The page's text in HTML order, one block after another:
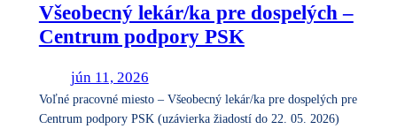
Všeobecný lekár/ka pre dospelých –
Centrum podpory PSK
jún 11, 2026
Voľné pracovné miesto – Všeobecný lekár/ka pre dospelých pre
Centrum podpory PSK (uzávierka žiadostí do 22. 05. 2026)